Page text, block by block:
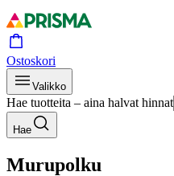
Ostoskori
Valikko
Hae tuotteita – aina halvat hinnat
Hae
Murupolku